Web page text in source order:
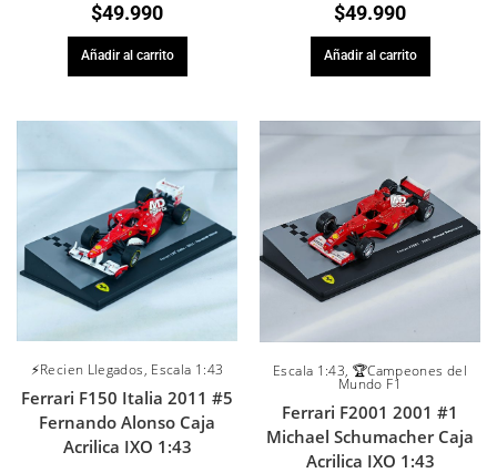
$49.990
Añadir al carrito
$49.990
Añadir al carrito
⚡Recien Llegados, Escala 1:43
Ferrari F150 Italia 2011 #5
Fernando Alonso Caja
Acrilica IXO 1:43
Escala 1:43, 🏆Campeones del
Mundo F1
Ferrari F2001 2001 #1
Michael Schumacher Caja
Acrilica IXO 1:43